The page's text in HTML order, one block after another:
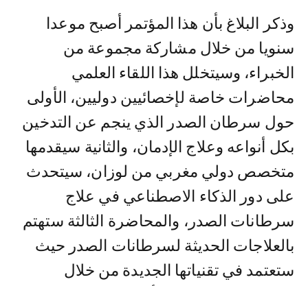
وذكر البلاغ بأن هذا المؤتمر أصبح موعدا
سنويا من خلال مشاركة مجموعة من
الخبراء، وسيتخلل هذا اللقاء العلمي
محاضرات خاصة لإخصائيين دوليين، الأولى
حول سرطان الصدر الذي ينجم عن التدخين
بكل أنواعه وعلاج الإدمان، والثانية سيقدمها
متخصص دولي مغربي من لوزان، سيتحدث
على دور الذكاء الاصطناعي في علاج
سرطانات الصدر، والمحاضرة الثالثة ستهتم
بالعلاجات الحديثة لسرطانات الصدر حيث
ستعتمد في تقنياتها الجديدة من خلال